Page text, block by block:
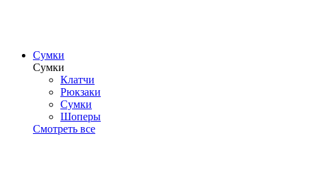
Сумки
Сумки
Клатчи
Рюкзаки
Сумки
Шоперы
Смотреть все